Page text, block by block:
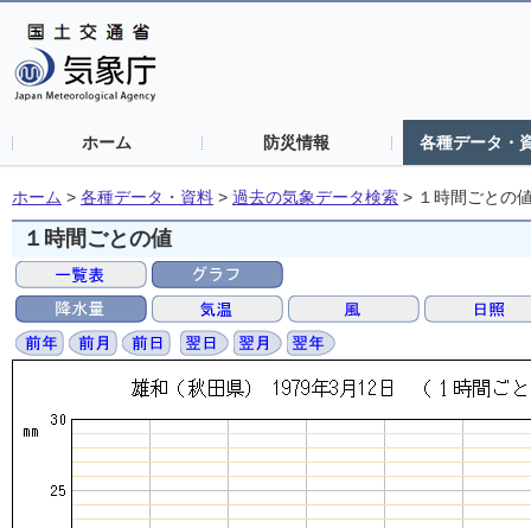
ホーム 防災情報 各種データ・
ホーム > 各種データ・資料 > 過去の気象データ検索 > １時間ごとの
１時間ごとの値